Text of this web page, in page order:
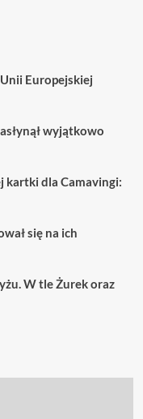
Europejskiej
wyjątkowo
kartki dla Camavingi:
się na ich
W tle Żurek oraz